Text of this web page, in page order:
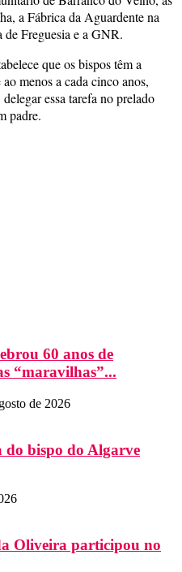
a Fábrica da Aguardente na
de Freguesia e a GNR.
que os bispos têm a
menos a cada cinco anos,
essa tarefa no prelado
padre.
60 anos de
“maravilhas”...
de 2026
do bispo do Algarve
Oliveira participou no